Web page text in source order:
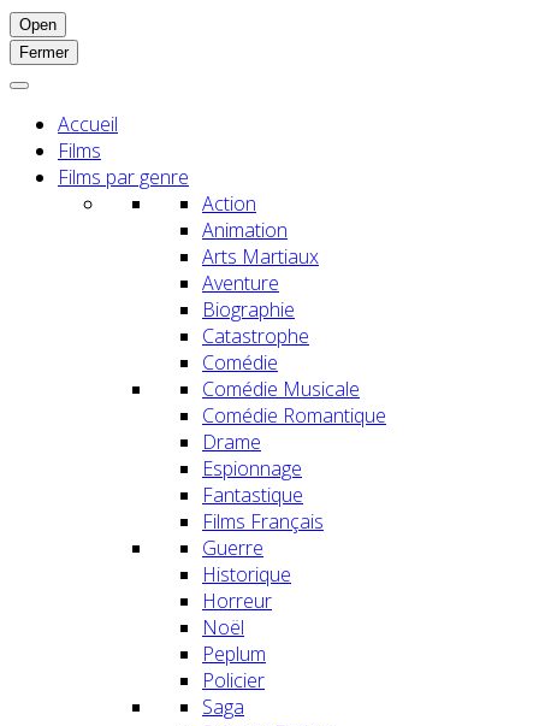
Open
Fermer
Accueil
Films
Films par genre
Action
Animation
Arts Martiaux
Aventure
Biographie
Catastrophe
Comédie
Comédie Musicale
Comédie Romantique
Drame
Espionnage
Fantastique
Films Français
Guerre
Historique
Horreur
Noël
Peplum
Policier
Saga